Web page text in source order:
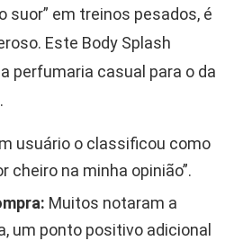
suor” em treinos pesados, é
Este Body Splash
perfumaria casual para o da
usuário o classificou como
cheiro na minha opinião”.
Muitos notaram a
um ponto positivo adicional